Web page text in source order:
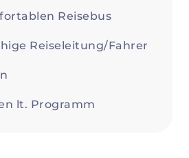
Reisebus
Reiseleitung/Fahrer
lt. Programm